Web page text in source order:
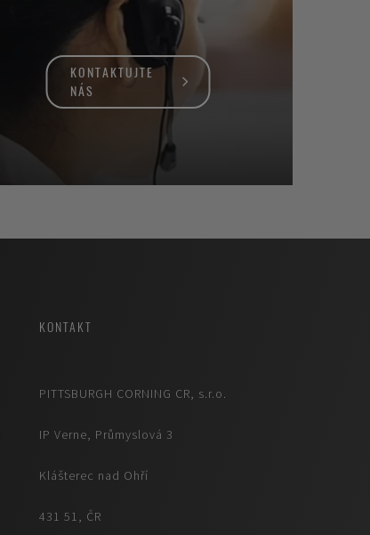
KONTAKTUJTE
NÁS
KONTAKT
PITTSBURGH CORNING CR, s.r.o.
IP Verne, Průmyslová 3
Klášterec nad Ohří
431 51, ČR